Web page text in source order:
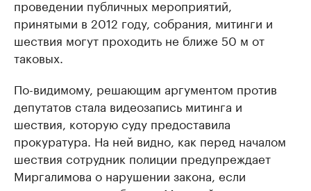
проведении публичных мероприятий,
принятыми в 2012 году, собрания, митинги и
шествия могут проходить не ближе 50 м от
таковых.
По-видимому, решающим аргументом против
депутатов стала видеозапись митинга и
шествия, которую суду предоставила
прокуратура. На ней видно, как перед началом
шествия сотрудник полиции предупреждает
Миргалимова о нарушении закона, если